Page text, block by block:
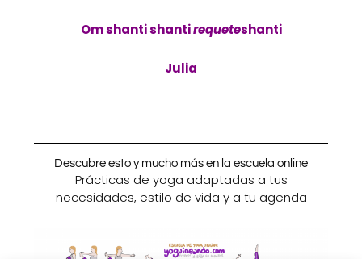
Om shanti shantirequeteshanti
Julia
Descubre esto y mucho más en la escuela online
Prácticas de yoga adaptadas a tus
necesidades, estilo de vida y a tu agenda